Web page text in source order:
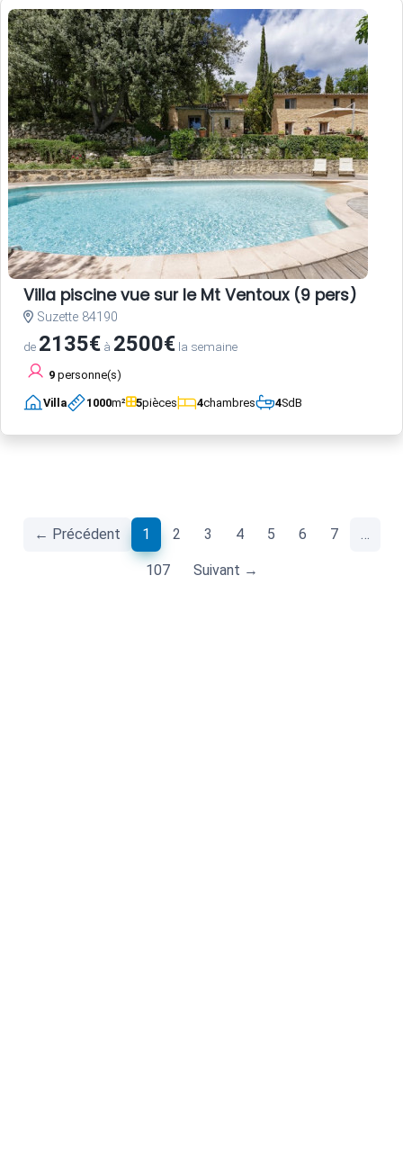
Villa piscine vue sur le Mt Ventoux (9 pers)
Suzette 84190
de 2135€ à 2500€ la semaine
9 personne(s)
Villa 1000m² 5pièces 4chambres 4SdB
← Précédent 1 (current)
2 3 4 5 6 7 …
107 Suivant →